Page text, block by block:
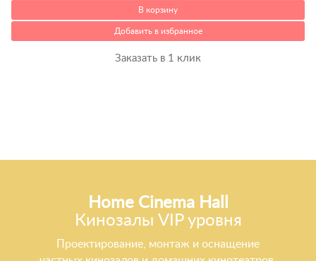
В корзину
Добавить в избранное
Заказать в 1 клик
Home Cinema Hall
Кинозалы VIP уровня
Проектирование, монтаж и оснащение